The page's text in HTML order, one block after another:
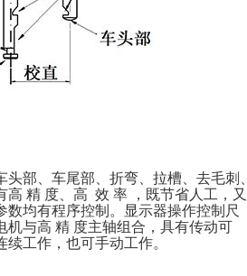
部、车尾部、折弯、拉槽、去毛刺、
精 度、高 效 率 ，既节省人工，又
均有程序控制。显示器操作控制尺
与高 精 度主轴组合，具有传动可
工作，也可手动工作。